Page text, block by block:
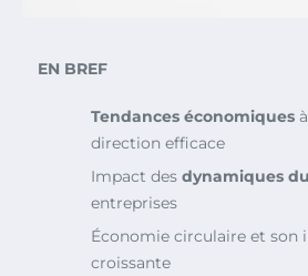
EN BREF
Tendances économiques
direction efficace
Impact des dynamiques
entreprises
Économie circulaire et son
croissante